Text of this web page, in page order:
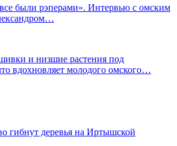
были рэперами». Интервью с омским
и низшие растения под
вдохновляет молодого омского…
гибнут деревья на Иртышской